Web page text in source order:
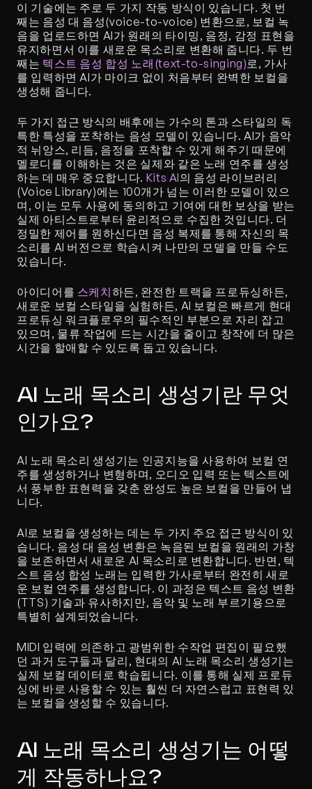
이 기술에는 주로 두 가지 작동 방식이 있습니다. 첫 번
째는 음성 대 음성(voice-to-voice) 변환으로, 보컬 녹
음을 업로드하면 AI가 원래의 타이밍, 음정, 감정 표현을
유지하면서 이를 새로운 목소리로 변환해 줍니다. 두 번
째는 텍스트 음성 합성 노래(text-to-singing)로, 가사
를 입력하면 AI가 마이크 없이 처음부터 완벽한 보컬을
생성해 줍니다.
두 가지 접근 방식의 배후에는 가수의 톤과 스타일의 독
특한 특성을 포착하는 음성 모델이 있습니다. AI가 음악
적 뉘앙스, 리듬, 음정을 포착할 수 있게 해주기 때문에
멜로디를 이해하는 것은 실제와 같은 노래 연주를 생성
하는 데 매우 중요합니다. Kits AI의 음성 라이브러리
(Voice Library)에는 100개가 넘는 이러한 모델이 있으
며, 이는 모두 사용에 동의하고 기여에 대한 보상을 받는
실제 아티스트로부터 윤리적으로 수집한 것입니다. 더
정밀한 제어를 원하신다면 음성 복제를 통해 자신의 목
소리를 AI 버전으로 학습시켜 나만의 모델을 만들 수도
있습니다.
아이디어를 스케치하든, 완전한 트랙을 프로듀싱하든,
새로운 보컬 스타일을 실험하든, AI 보컬은 빠르게 현대
프로듀싱 워크플로우의 필수적인 부분으로 자리 잡고
있으며, 물류 작업에 드는 시간을 줄이고 창작에 더 많은
시간을 할애할 수 있도록 돕고 있습니다.
AI 노래 목소리 생성기란 무엇
인가요?
AI 노래 목소리 생성기는 인공지능을 사용하여 보컬 연
주를 생성하거나 변형하며, 오디오 입력 또는 텍스트에
서 풍부한 표현력을 갖춘 완성도 높은 보컬을 만들어 냅
니다.
AI로 보컬을 생성하는 데는 두 가지 주요 접근 방식이 있
습니다. 음성 대 음성 변환은 녹음된 보컬을 원래의 가창
을 보존하면서 새로운 AI 목소리로 변환합니다. 반면, 텍
스트 음성 합성 노래는 입력한 가사로부터 완전히 새로
운 보컬 연주를 생성합니다. 이 과정은 텍스트 음성 변환
(TTS) 기술과 유사하지만, 음악 및 노래 부르기용으로
특별히 설계되었습니다.
MIDI 입력에 의존하고 광범위한 수작업 편집이 필요했
던 과거 도구들과 달리, 현대의 AI 노래 목소리 생성기는
실제 보컬 데이터로 학습됩니다. 이를 통해 실제 프로듀
싱에 바로 사용할 수 있는 훨씬 더 자연스럽고 표현력 있
는 보컬을 생성할 수 있습니다.
AI 노래 목소리 생성기는 어떻
게 작동하나요?